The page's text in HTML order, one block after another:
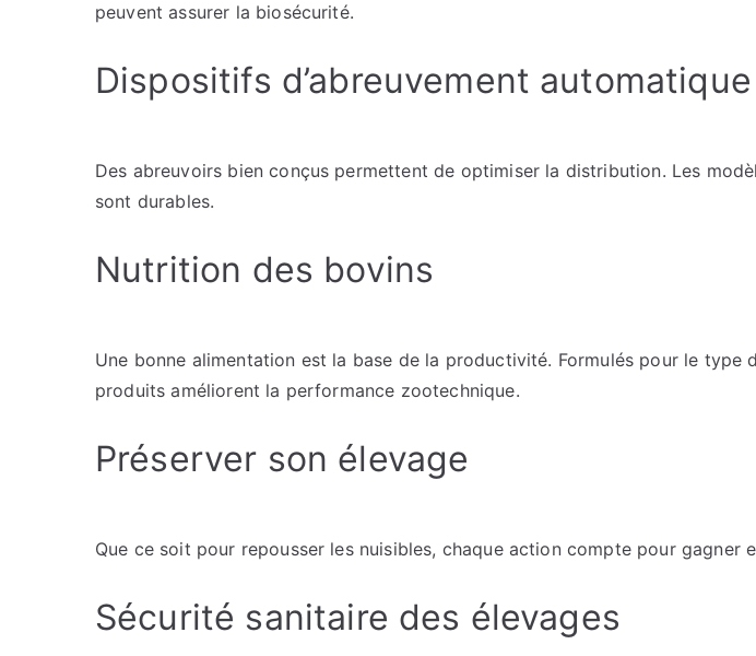
peuvent assurer la biosécurité.
Dispositifs d’abreuvement automatique
Des abreuvoirs bien conçus permettent de optimiser la distribution. Les
sont durables.
Nutrition des bovins
Une bonne alimentation est la base de la productivité. Formulés pour le type
produits améliorent la performance zootechnique.
Préserver son élevage
Que ce soit pour repousser les nuisibles, chaque action compte pour gagner
Sécurité sanitaire des élevages